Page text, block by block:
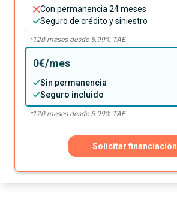
Con permanencia 24 meses
Seguro de crédito y siniestro
*120meses desde 5.99% TAE
0€/mes
Sin permanencia
Seguro incluido
*120meses desde 5.99% TAE
Solicitar financiación